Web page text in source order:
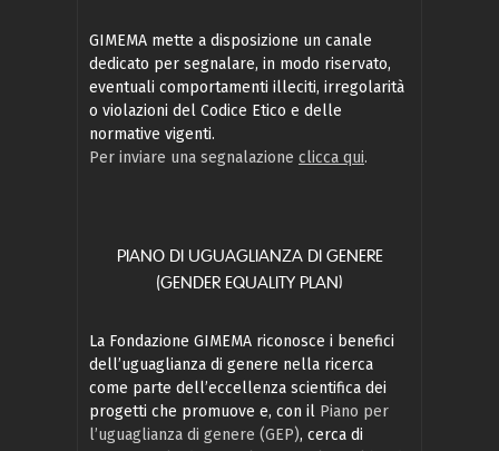
GIMEMA mette a disposizione un canale
dedicato per segnalare, in modo riservato,
eventuali comportamenti illeciti, irregolarità
o violazioni del Codice Etico e delle
normative vigenti.
Per inviare una segnalazione clicca qui.
PIANO DI UGUAGLIANZA DI GENERE
(GENDER EQUALITY PLAN)
La Fondazione GIMEMA riconosce i benefici
dell’uguaglianza di genere nella ricerca
come parte dell’eccellenza scientifica dei
progetti che promuove e, con il Piano per
l’uguaglianza di genere (GEP), cerca di